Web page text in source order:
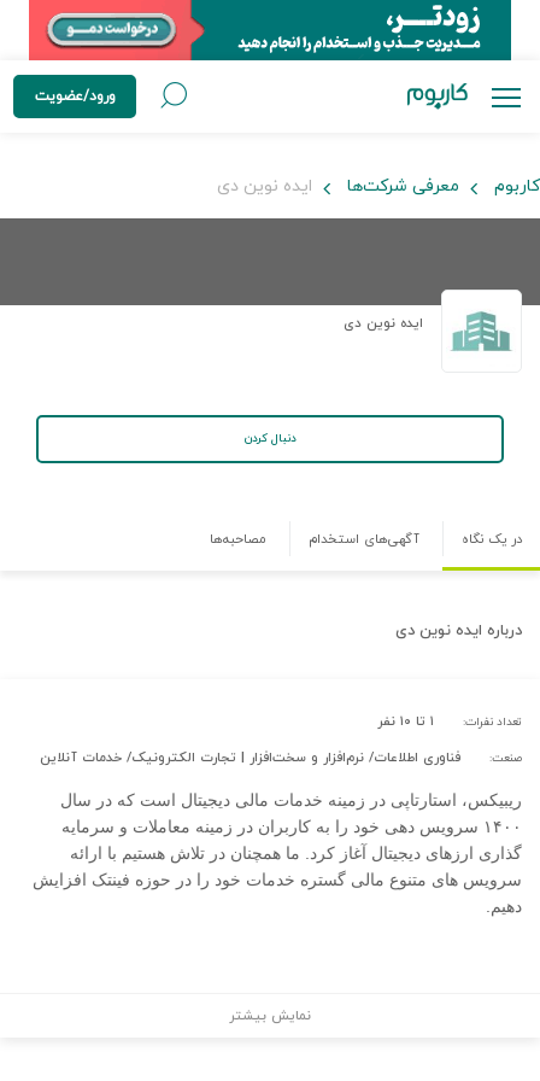
ورود/عضویت
کاربوم معرفی شرکت‌ها ایده نوین دی
ایده نوین دی
دنبال کردن
در یک نگاه آگهی‌های استخدام مصاحبه‌ها
درباره ایده نوین دی
تعداد نفرات: ۱ تا ۱۰ نفر
صنعت: فناوری اطلاعات/ نرم‌افزار و سخت‌افزار | تجارت الکترونیک/ خدمات آنلاین
ریبیکس، استارتاپی در زمینه خدمات مالی دیجیتال است که در سال
۱۴۰۰ سرویس دهی خود را به کاربران در زمینه معاملات و سرمایه
گذاری ارزهای دیجیتال آغاز کرد. ما همچنان در تلاش هستیم با ارائه
سرویس های متنوع مالی گستره خدمات خود را در حوزه فینتک افزایش
دهیم.
نمایش بیشتر